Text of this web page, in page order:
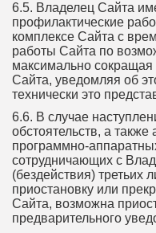
6.5. Владелец Сайта
профилактические
комплексе Сайта с
работы Сайта по
максимально сокращая
Сайта, уведомляя об
технически это
6.6. В случае
обстоятельств, а
программно-
сотрудничающих с
(бездействия) третьих
приостановку или
Сайта, возможна
предварительного